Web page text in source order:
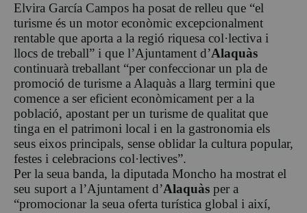
Elvira García Campos ha posat de relleu que “el
turisme és un motor econòmic excepcionalment
rentable que aporta a la regió riquesa col·lectiva i
llocs de treball” i que l’Ajuntament d’Alaquàs
continuarà treballant “per confeccionar un pla de
promoció de turisme a Alaquàs a llarg termini que
comence a ser eficient econòmicament per a la
població, apostant per un turisme de qualitat que
tinga en el patrimoni local i en la gastronomia els
seus eixos principals, sense oblidar la cultura popular,
festes i celebracions col·lectives”.
Per la seua banda, la diputada Moncho ha mostrat el
seu suport a l’Ajuntament d’Alaquàs per a
“promocionar la seua oferta turística global i així,